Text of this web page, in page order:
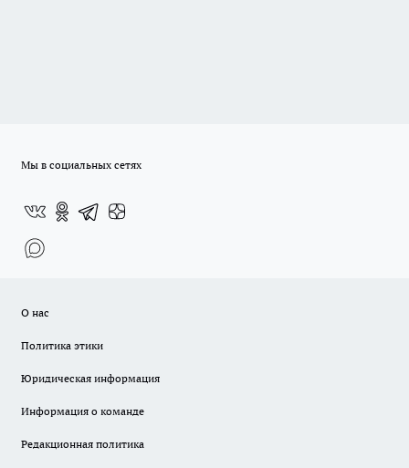
Мы в социальных сетях
О нас
Политика этики
Юридическая информация
Информация о команде
Редакционная политика